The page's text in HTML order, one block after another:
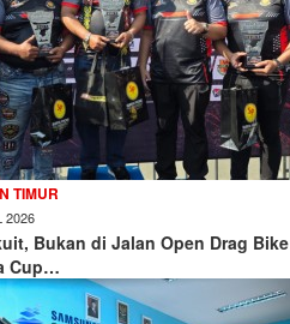
TIMUR
2026
Bukan di Jalan Open Drag Bike
Cup…